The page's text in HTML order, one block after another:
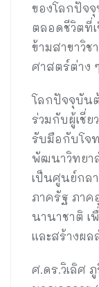
ของโลกปัจ
ตลอดชีวิตที่
ข้ามสาขาวิ
ศาสตร์ต่าง
โลกปัจจุบัน
ร่วมกับผู้เชี่
รับมือกับโจ
พัฒนาวิทยา
เป็นศูนย์กล
ภาครัฐ ภาค
นานาชาติ เ
และสร้างผล
ศ.ดร.วิเลิศ